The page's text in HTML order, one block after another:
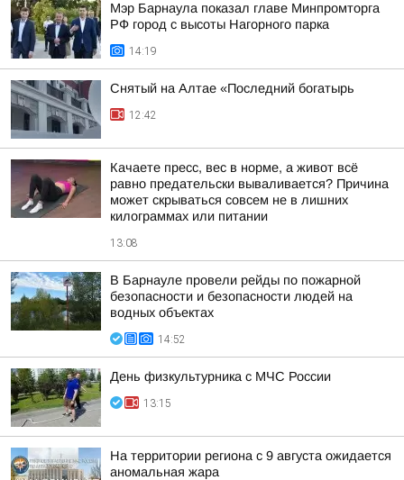
Мэр Барнаула показал главе Минпромторга
РФ город с высоты Нагорного парка
14:19
Снятый на Алтае «Последний богатырь
12:42
Качаете пресс, вес в норме, а живот всё
равно предательски вываливается? Причина
может скрываться совсем не в лишних
килограммах или питании
13:08
В Барнауле провели рейды по пожарной
безопасности и безопасности людей на
водных объектах
14:52
День физкультурника с МЧС России
13:15
На территории региона с 9 августа ожидается
аномальная жара